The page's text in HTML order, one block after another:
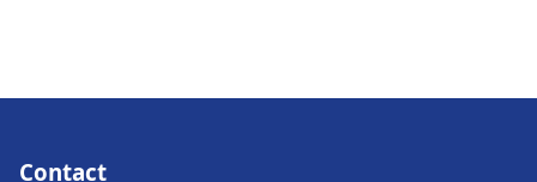
Contact